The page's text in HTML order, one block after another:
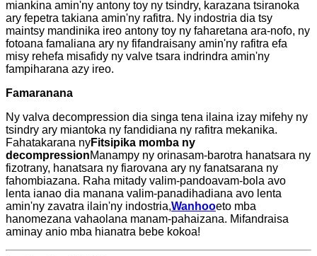
miankina amin'ny antony toy ny tsindry, karazana tsiranoka
ary fepetra takiana amin'ny rafitra. Ny indostria dia tsy
maintsy mandinika ireo antony toy ny faharetana ara-nofo, ny
fotoana famaliana ary ny fifandraisany amin'ny rafitra efa
misy rehefa misafidy ny valve tsara indrindra amin'ny
fampiharana azy ireo.
Famaranana
Ny valva decompression dia singa tena ilaina izay mifehy ny
tsindry ary miantoka ny fandidiana ny rafitra mekanika.
Fahatakarana nyFitsipika momba ny
decompressionManampy ny orinasam-barotra hanatsara ny
fizotrany, hanatsara ny fiarovana ary ny fanatsarana ny
fahombiazana. Raha mitady valim-pandoavam-bola avo
lenta ianao dia manana valim-panadihadiana avo lenta
amin'ny zavatra ilain'ny indostria,Wanhooeto mba
hanomezana vahaolana manam-pahaizana. Mifandraisa
aminay anio mba hianatra bebe kokoa!